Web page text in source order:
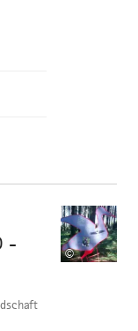
-
©